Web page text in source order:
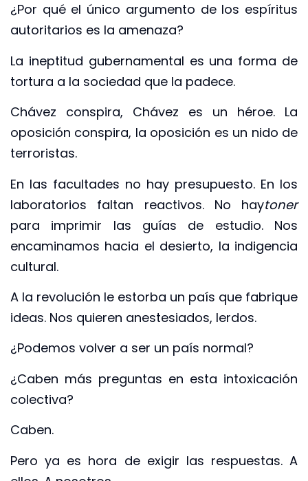
¿Por qué el único argumento de los espíritus
autoritarios es la amenaza?
La ineptitud gubernamental es una forma de
tortura a la sociedad que la padece.
Chávez conspira, Chávez es un héroe. La
oposición conspira, la oposición es un nido de
terroristas.
En las facultades no hay presupuesto. En los
laboratorios faltan reactivos. No haytoner
para imprimir las guías de estudio. Nos
encaminamos hacia el desierto, la indigencia
cultural.
A la revolución le estorba un país que fabrique
ideas. Nos quieren anestesiados, lerdos.
¿Podemos volver a ser un país normal?
¿Caben más preguntas en esta intoxicación
colectiva?
Caben.
Pero ya es hora de exigir las respuestas. A